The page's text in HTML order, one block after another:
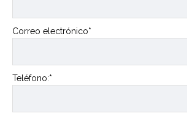
Correo electrónico*
Teléfono:*